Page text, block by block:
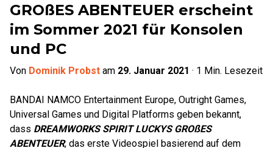
GROßES ABENTEUER erscheint
im Sommer 2021 für Konsolen
und PC
Von Dominik Probst am 29. Januar 2021 · 1 Min. Lesezeit
BANDAI NAMCO Entertainment Europe, Outright Games,
Universal Games und Digital Platforms geben bekannt,
dass DREAMWORKS SPIRIT LUCKYS GROßES
ABENTEUER, das erste Videospiel basierend auf dem